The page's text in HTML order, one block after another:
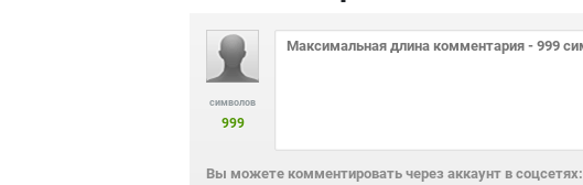
символов
999
Вы можете комментировать через аккаунт в соцсетях: